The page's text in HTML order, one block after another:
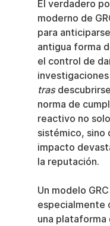
El verdadero
moderno de
para
antigua forma
el control de
tras
norma de
reactivo no
sistémico, sino
impacto
la reputación.
Un modelo
especialmente
una